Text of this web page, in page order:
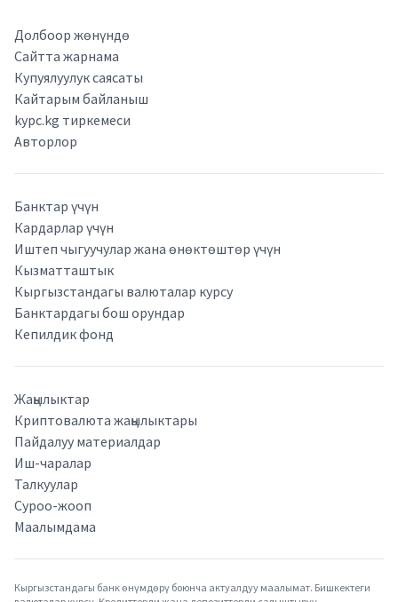
Долбоор жөнүндө
Сайтта жарнама
Купуялуулук саясаты
Кайтарым байланыш
kypc.kg тиркемеси
Авторлор
Банктар үчүн
Кардарлар үчүн
Иштеп чыгуучулар жана өнөктөштөр үчүн
Кызматташтык
Кыргызстандагы валюталар курсу
Банктардагы бош орундар
Кепилдик фонд
Жаңылыктар
Криптовалюта жаңылыктары
Пайдалуу материалдар
Иш-чаралар
Талкуулар
Суроо-жооп
Маалымдама
Кыргызстандагы банк өнүмдөрү боюнча актуалдуу маалымат. Бишкектеги